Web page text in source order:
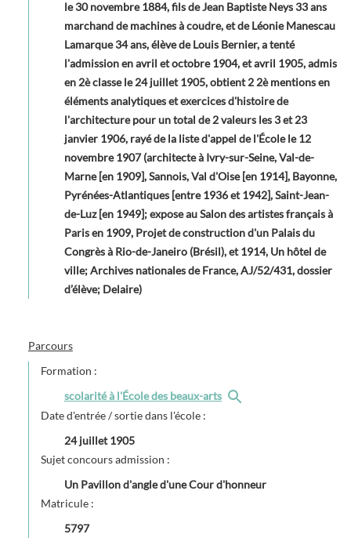
le 30 novembre 1884, fils de Jean Baptiste Neys 33 ans
marchand de machines à coudre, et de Léonie Manescau
Lamarque 34 ans, élève de Louis Bernier, a tenté
l'admission en avril et octobre 1904, et avril 1905, admis
en 2è classe le 24 juillet 1905, obtient 2 2è mentions en
éléments analytiques et exercices d'histoire de
l'architecture pour un total de 2 valeurs les 3 et 23
janvier 1906, rayé de la liste d'appel de l'École le 12
novembre 1907 (architecte à Ivry-sur-Seine, Val-de-
Marne [en 1909], Sannois, Val d'Oise [en 1914], Bayonne,
Pyrénées-Atlantiques [entre 1936 et 1942], Saint-Jean-
de-Luz [en 1949]; expose au Salon des artistes français à
Paris en 1909, Projet de construction d'un Palais du
Congrès à Rio-de-Janeiro (Brésil), et 1914, Un hôtel de
ville; Archives nationales de France, AJ/52/431, dossier
d’élève; Delaire)
Parcours
Formation :
scolarité à l'École des beaux-arts
Date d'entrée / sortie dans l'école :
24 juillet 1905
Sujet concours admission :
Un Pavillon d'angle d'une Cour d'honneur
Matricule :
5797